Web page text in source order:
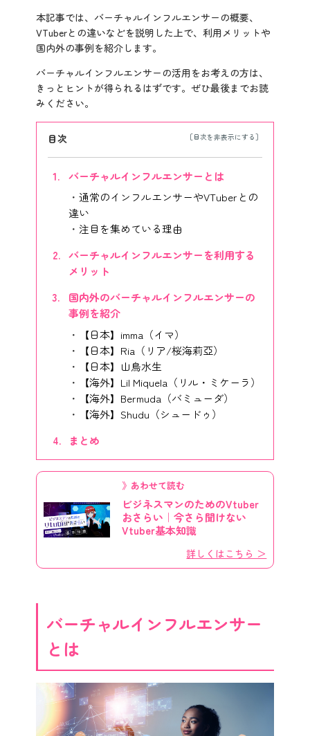
本記事では、バーチャルインフルエンサーの概要、
VTuberとの違いなどを説明した上で、利用メリットや
国内外の事例を紹介します。
バーチャルインフルエンサーの活用をお考えの方は、
きっとヒントが得られるはずです。ぜひ最後までお読
みください。
目次
バーチャルインフルエンサーとは
通常のインフルエンサーやVTuberとの
違い
注目を集めている理由
バーチャルインフルエンサーを利用する
メリット
国内外のバーチャルインフルエンサーの
事例を紹介
【日本】imma（イマ）
【日本】Ria（リア/桜海莉亞）
【日本】山鳥水生
【海外】Lil Miquela（リル・ミケーラ）
【海外】Bermuda（バミューダ）
【海外】Shudu（シュードゥ）
まとめ
》あわせて読む
ビジネスマンのためのVtuber
おさらい｜今さら聞けない
Vtuber基本知識
詳しくはこちら ＞
バーチャルインフルエンサー
とは